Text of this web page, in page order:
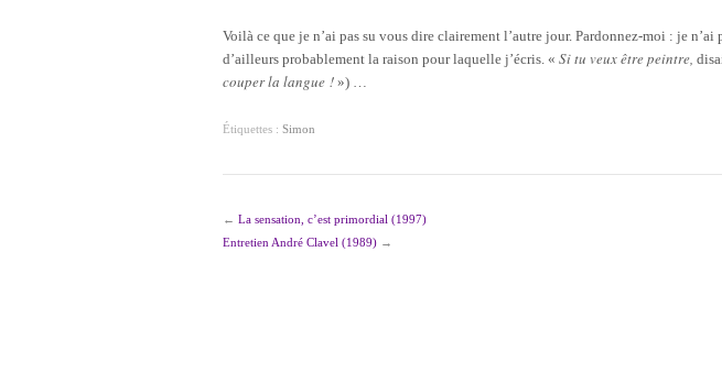
Voilà ce que je n’ai pas su vous dire clairement l’autre jour. Pardonnez-moi : je n’ai
d’ailleurs probablement la raison pour laquelle j’écris. « Si tu veux être peintre,
couper la langue ! ») …
Étiquettes : Simon
← La sensation, c’est primordial (1997)
Entretien André Clavel (1989) →